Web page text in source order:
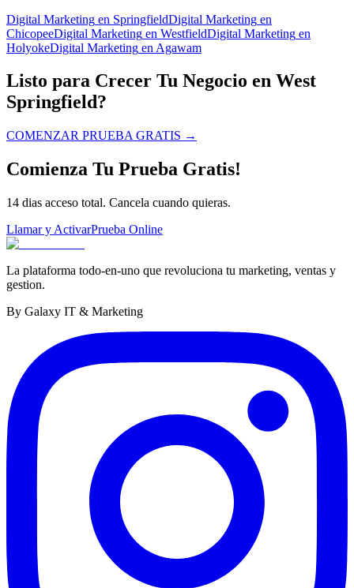
Digital Marketing en SpringfieldDigital Marketing en
ChicopeeDigital Marketing en WestfieldDigital Marketing en
HolyokeDigital Marketing en Agawam
Listo para Crecer Tu Negocio en West
Springfield?
COMENZAR PRUEBA GRATIS →
Comienza Tu Prueba Gratis!
14 dias acceso total. Cancela cuando quieras.
Llamar y ActivarPrueba Online
La plataforma todo-en-uno que revoluciona tu marketing, ventas y
gestion.
By Galaxy IT & Marketing